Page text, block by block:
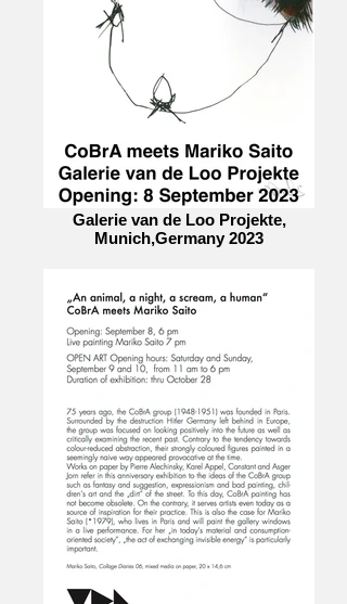
Galerie van de Loo Projekte,
Munich,Germany 2023